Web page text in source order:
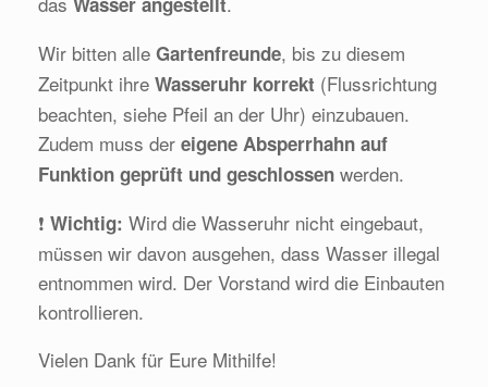
Wir bitten alle Gartenfreunde, bis zu diesem
Zeitpunkt ihre Wasseruhr korrekt (Flussrichtung
beachten, siehe Pfeil an der Uhr) einzubauen.
Zudem muss der eigene Absperrhahn auf
Funktion geprüft und geschlossen werden.
❗ Wichtig: Wird die Wasseruhr nicht eingebaut,
müssen wir davon ausgehen, dass Wasser illegal
entnommen wird. Der Vorstand wird die Einbauten
kontrollieren.
Vielen Dank für Eure Mithilfe!